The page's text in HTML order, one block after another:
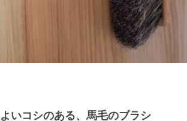
いコシのある、馬毛のブラシ